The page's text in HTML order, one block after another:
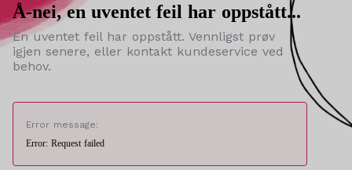
Å-nei, en uventet feil har oppstått...
En uventet feil har oppstått. Vennligst prøv
igjen senere, eller kontakt kundeservice ved
behov.
Error message:
Error: Request failed